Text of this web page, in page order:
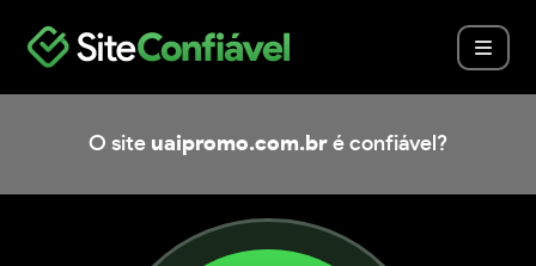
O site uaipromo.com.br é confiável?